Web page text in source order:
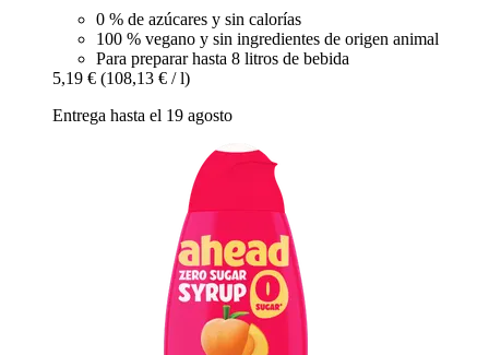
0 % de azúcares y sin calorías
100 % vegano y sin ingredientes de origen animal
Para preparar hasta 8 litros de bebida
5,19 € (108,13 € / l)
Entrega hasta el 19 agosto